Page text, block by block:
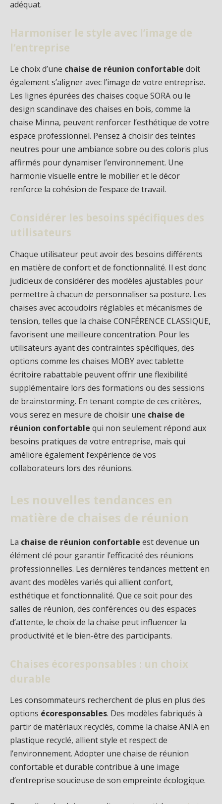
adéquat.
Harmoniser le style avec l’image de
l’entreprise
Le choix d’une chaise de réunion confortable doit
également s’aligner avec l’image de votre entreprise.
Les lignes épurées des chaises coque SORA ou le
design scandinave des chaises en bois, comme la
chaise Minna, peuvent renforcer l’esthétique de votre
espace professionnel. Pensez à choisir des teintes
neutres pour une ambiance sobre ou des coloris plus
affirmés pour dynamiser l’environnement. Une
harmonie visuelle entre le mobilier et le décor
renforce la cohésion de l’espace de travail.
Considérer les besoins spécifiques des
utilisateurs
Chaque utilisateur peut avoir des besoins différents
en matière de confort et de fonctionnalité. Il est donc
judicieux de considérer des modèles ajustables pour
permettre à chacun de personnaliser sa posture. Les
chaises avec accoudoirs réglables et mécanismes de
tension, telles que la chaise CONFÉRENCE CLASSIQUE,
favorisent une meilleure concentration. Pour les
utilisateurs ayant des contraintes spécifiques, des
options comme les chaises MOBY avec tablette
écritoire rabattable peuvent offrir une flexibilité
supplémentaire lors des formations ou des sessions
de brainstorming. En tenant compte de ces critères,
vous serez en mesure de choisir une chaise de
réunion confortable qui non seulement répond aux
besoins pratiques de votre entreprise, mais qui
améliore également l’expérience de vos
collaborateurs lors des réunions.
Les nouvelles tendances en
matière de chaises de réunion
La chaise de réunion confortable est devenue un
élément clé pour garantir l’efficacité des réunions
professionnelles. Les dernières tendances mettent en
avant des modèles variés qui allient confort,
esthétique et fonctionnalité. Que ce soit pour des
salles de réunion, des conférences ou des espaces
d’attente, le choix de la chaise peut influencer la
productivité et le bien-être des participants.
Chaises écoresponsables : un choix
durable
Les consommateurs recherchent de plus en plus des
options écoresponsables. Des modèles fabriqués à
partir de matériaux recyclés, comme la chaise ANIA en
plastique recyclé, allient style et respect de
l’environnement. Adopter une chaise de réunion
confortable et durable contribue à une image
d’entreprise soucieuse de son empreinte écologique.